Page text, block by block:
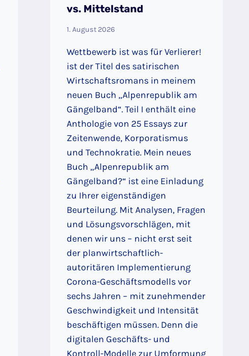
vs. Mittelstand
1. August 2026
Wettbewerb ist was für Verlierer!
ist der Titel des satirischen
Wirtschaftsromans in meinem
neuen Buch „Alpenrepublik am
Gängelband“. Teil I enthält eine
Anthologie von 25 Essays zur
Zeitenwende, Korporatismus
und Technokratie. Mein neues
Buch „Alpenrepublik am
Gängelband?“ ist eine Einladung
zu Ihrer eigenständigen
Beurteilung. Mit Analysen, Fragen
und Lösungsvorschlägen, mit
denen wir uns – nicht erst seit
der planwirtschaftlich-
autoritären Implementierung
Corona-Geschäftsmodells vor
sechs Jahren – mit zunehmender
Geschwindigkeit und Intensität
beschäftigen müssen. Denn die
digitalen Geschäfts- und
Kontroll-Modelle zur Umformung